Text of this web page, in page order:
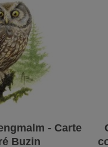
- Carte
Buzin